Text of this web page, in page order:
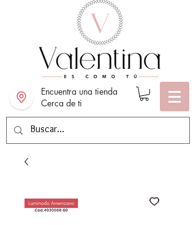
Encuentra una tienda
Cerca de ti